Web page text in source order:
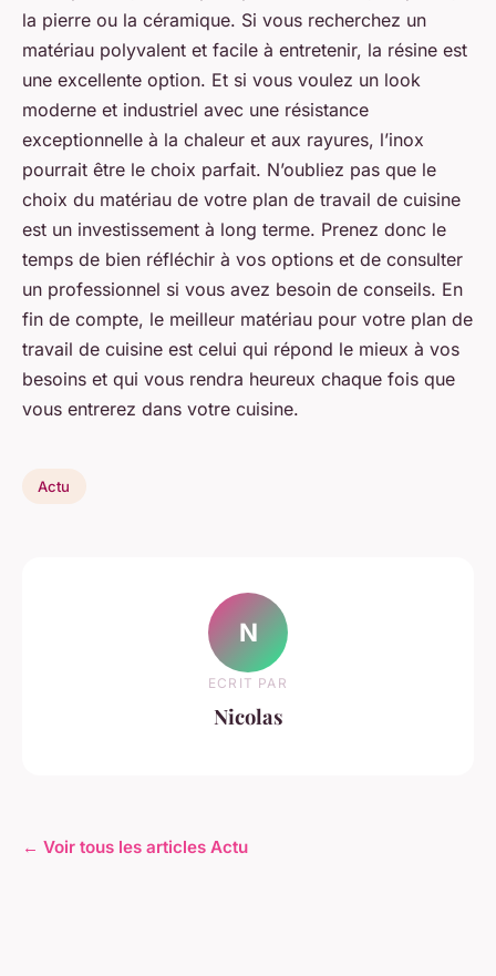
la pierre ou la céramique. Si vous recherchez un
matériau polyvalent et facile à entretenir, la résine est
une excellente option. Et si vous voulez un look
moderne et industriel avec une résistance
exceptionnelle à la chaleur et aux rayures, l’inox
pourrait être le choix parfait. N’oubliez pas que le
choix du matériau de votre plan de travail de cuisine
est un investissement à long terme. Prenez donc le
temps de bien réfléchir à vos options et de consulter
un professionnel si vous avez besoin de conseils. En
fin de compte, le meilleur matériau pour votre plan de
travail de cuisine est celui qui répond le mieux à vos
besoins et qui vous rendra heureux chaque fois que
vous entrerez dans votre cuisine.
Actu
N
ECRIT PAR
Nicolas
← Voir tous les articles Actu